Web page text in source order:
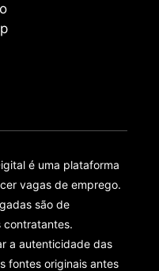
é uma plataforma
vagas de emprego.
são de
contratantes.
a autenticidade das
fontes originais antes